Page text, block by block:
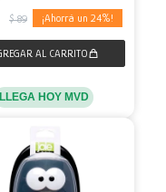
$ 89 24
LLEGA HOY MVD